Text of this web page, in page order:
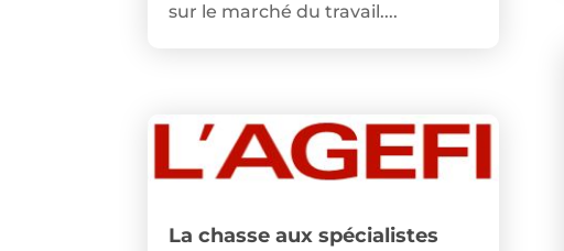
sur le marché du travail....
La chasse aux spécialistes